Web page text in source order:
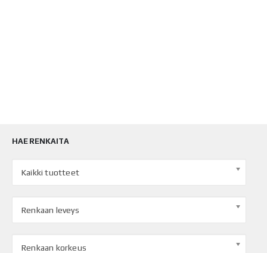
HAE RENKAITA
Kaikki tuotteet
Renkaan leveys
Renkaan korkeus